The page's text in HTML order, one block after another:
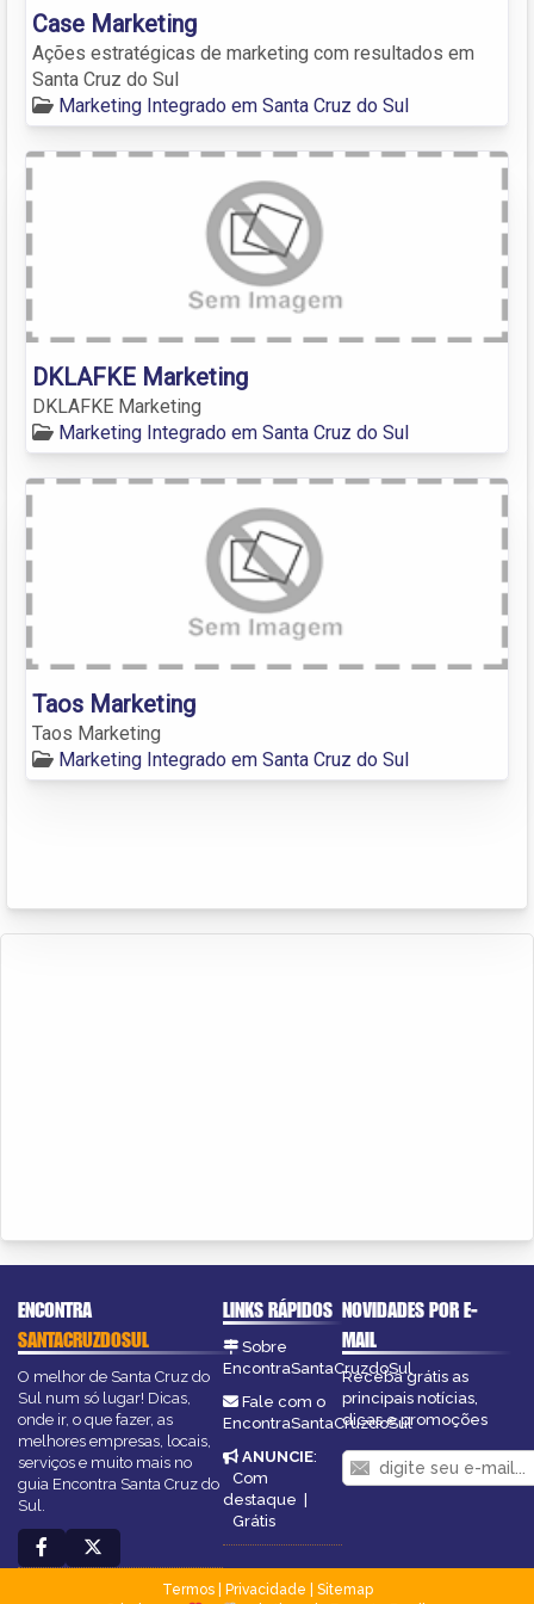
Case Marketing
Ações estratégicas de marketing com resultados em
Santa Cruz do Sul
Marketing Integrado em Santa Cruz do Sul
DKLAFKE Marketing
DKLAFKE Marketing
Marketing Integrado em Santa Cruz do Sul
Taos Marketing
Taos Marketing
Marketing Integrado em Santa Cruz do Sul
ENCONTRA
SANTACRUZDOSUL
O melhor de Santa Cruz do
Sul num só lugar! Dicas,
onde ir, o que fazer, as
melhores empresas, locais,
serviços e muito mais no
guia Encontra Santa Cruz do
Sul.
LINKS RÁPIDOS
Sobre
EncontraSantaCruzdoSul
Fale com o
EncontraSantaCruzdoSul
ANUNCIE:
Com
destaque |
Grátis
NOVIDADES POR E-
MAIL
Receba grátis as
principais notícias,
dicas e promoções
Termos| Privacidade
Sitemap